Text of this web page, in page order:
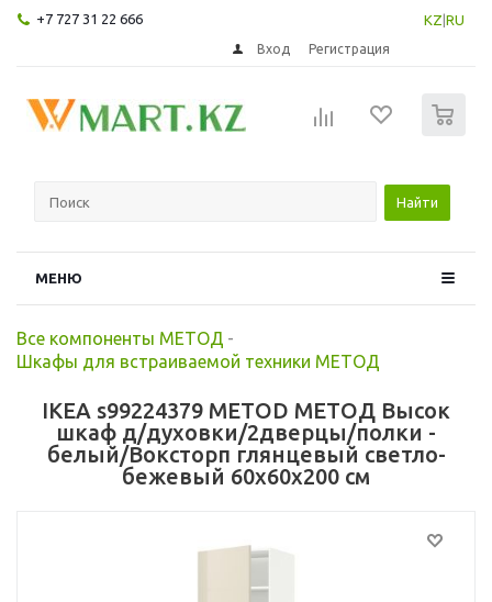
+7 727 31 22 666 KZ RU
Вход Регистрация
Найти
МЕНЮ
Все компоненты МЕТОД -
Шкафы для встраиваемой техники МЕТОД
IKEA s99224379 METOD МЕТОД Высок
шкаф д/духовки/2дверцы/полки -
белый/Воксторп глянцевый светло-
бежевый 60x60x200 см